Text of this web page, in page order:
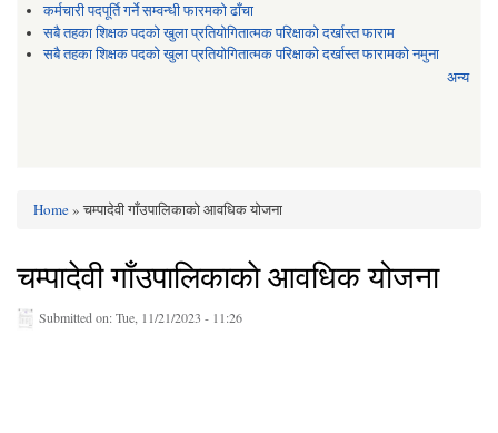
कर्मचारी पदपूर्ति गर्ने सम्वन्धी फारमको ढाँचा
सबै तहका शिक्षक पदको खुला प्रतियोगितात्मक परिक्षाको दर्खास्त फाराम
सबै तहका शिक्षक पदको खुला प्रतियोगितात्मक परिक्षाको दर्खास्त फारामको नमुना
अन्य
Home» चम्पादेवी गाँउपालिकाकाे आवधिक योजना
चम्पादेवी गाँउपालिकाकाे आवधिक योजना
Submitted on:Tue, 11/21/2023 - 11:26